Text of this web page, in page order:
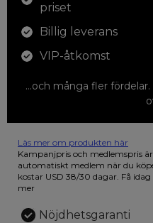
priset
Billig leverans
VIP-åtkomst
...och många fler
Läs mer om produkten här
12 färgpennor som du kan
illustrationen på den vackra
färger.
Kampanjpris och medlemspris
automatiskt medlem när du
kostar USD 38/30 dagar. Få
mer
Nöjdhetsgaranti